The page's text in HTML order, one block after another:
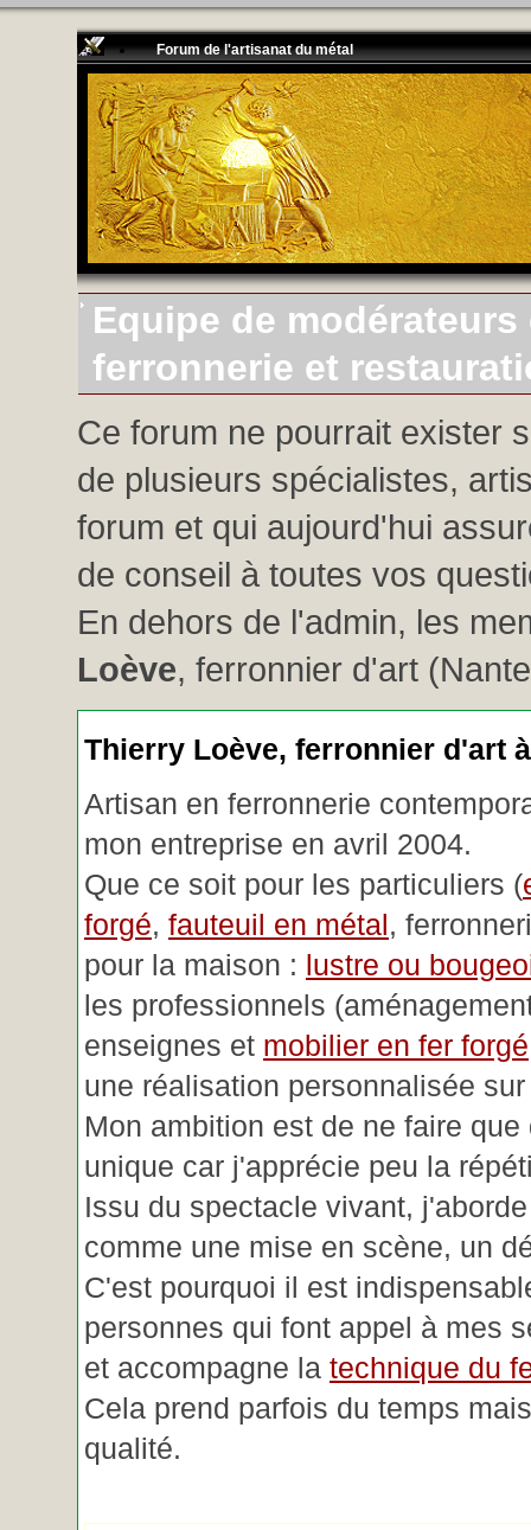
Forum de l'artisanat du métal
Equipe de
ferronnerie et
Ce forum ne pourrait exister
de plusieurs spécialistes,
forum et qui aujourd'hui
de conseil à toutes vos
En dehors de l'admin, les
Loève, ferronnier d'art
Thierry Loève, ferronnier d'art
Artisan en ferronnerie
mon entreprise en avril 2004.
Que ce soit pour les particuliers (
forgé, fauteuil en métal,
pour la maison : lustre ou
les professionnels
enseignes et mobilier en fer forgé
une réalisation personnalisée
Mon ambition est de ne faire que
unique car j'apprécie peu la
Issu du spectacle vivant,
comme une mise en scène, un
C'est pourquoi il est
personnes qui font appel à mes
et accompagne la technique du
Cela prend parfois du temps
qualité.